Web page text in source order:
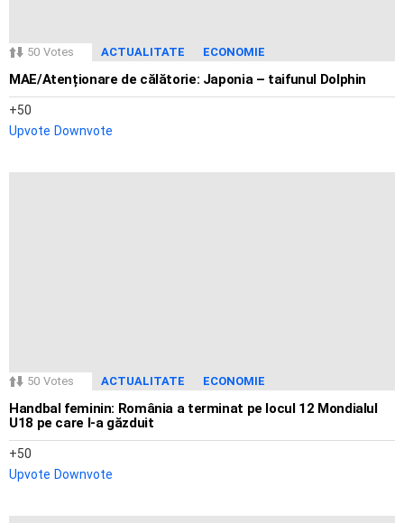
50 Votes ACTUALITATE ECONOMIE
MAE/Atenționare de călătorie: Japonia – taifunul Dolphin
50
Upvote Downvote
50 Votes ACTUALITATE ECONOMIE
Handbal feminin: România a terminat pe locul 12 Mondialul
U18 pe care l-a găzduit
50
Upvote Downvote